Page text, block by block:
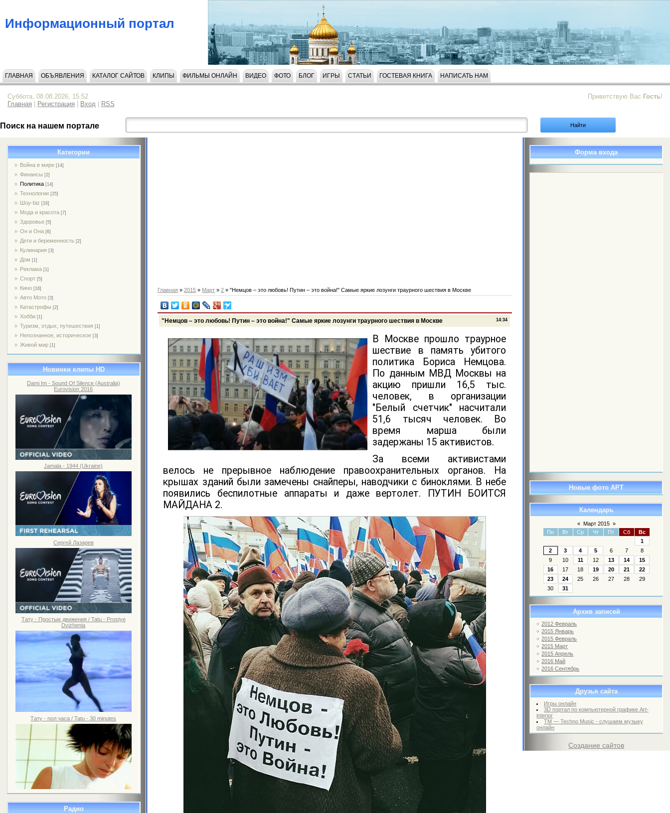
Информационный портал
ГЛАВНАЯ ОБЪЯВЛЕНИЯ КАТАЛОГ САЙТОВ КЛИПЫ ФИЛЬМЫ ОНЛАЙН ВИДЕО ФОТО БЛОГ ИГРЫ СТАТЬИ ГОСТЕВАЯ КНИГА НАПИСАТЬ НАМ
Приветствую Вас Гость!
Суббота, 08.08.2026, 15:52
Главная
Регистрация Вход RSS
Поиск на нашем портале
Категории
Война в мире [14]
Финансы [2]
Политика [14]
Технологии [25]
Шоу-biz [16]
Мода и красота [7]
Здоровье [5]
Он и Она [6]
Дети и беременность [2]
Кулинария [3]
Дом [1]
Реклама [1]
Спорт [5]
Кино [16]
Авто Мото [3]
Катастрофы [2]
Хобби [1]
Туризм, отдых, путешествия [1]
Непознанное, историческое [3]
Живой мир [1]
Новинки клипы HD
Dami Im - Sound Of Silence (Australia)
Eurovision 2016
Jamala - 1944 (Ukraine)
Сергей Лазарев
Тату - Простые движения / Tatu - Prostye
Dvizhenia
Тату - пол часа / Tatu - 30 minutes
Радио
Форма входа
Новые фото АРТ
Календарь
« Март 2015 »
Пн
Вт Ср Чт Пт Сб
Вс
1
2
3 4 5 6 7
8
9
10 11 12 13 14
15
16
17 18 19 20 21
22
23
24 25 26 27 28
29
30
31
Архив записей
2012 Февраль
2015 Январь
2015 Февраль
2015 Март
2015 Апрель
2016 Май
2016 Сентябрь
Друзья сайта
Игры онлайн
3D портал по компьютерной графике Art-
interior
TM — Techno Music - слушаем музыку
онлайн
Создание сайтов
Главная »2015 » Март » 2 » "Немцов – это любовь! Путин – это война!" Самые яркие лозунги траурного шествия в Москве
14:34
"Немцов – это любовь! Путин – это война!" Самые яркие лозунги траурного шествия в Москве
В Москве прошло траурное
шествие в память убитого
политика Бориса Немцова.
По данным МВД Москвы на
акцию пришли 16,5 тыс.
человек, в организации
"Белый счетчик" насчитали
51,6 тысяч человек. Во
время марша были
задержаны 15 активистов.
За всеми активистами
велось не прерывное наблюдение правоохранительных органов. На
крышах зданий были замечены снайперы, наводчики с биноклями. В небе
появились беспилотные аппараты и даже вертолет. ПУТИН БОИТСЯ
МАЙДАНА 2.